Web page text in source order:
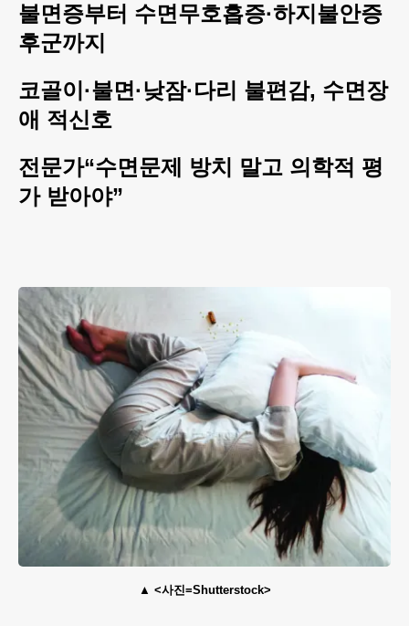
불면증부터 수면무호흡증·하지불안증
후군까지
코골이·불면·낮잠·다리 불편감, 수면장
애 적신호
전문가“수면문제 방치 말고 의학적 평
가 받아야”
<사진=Shutterstock>